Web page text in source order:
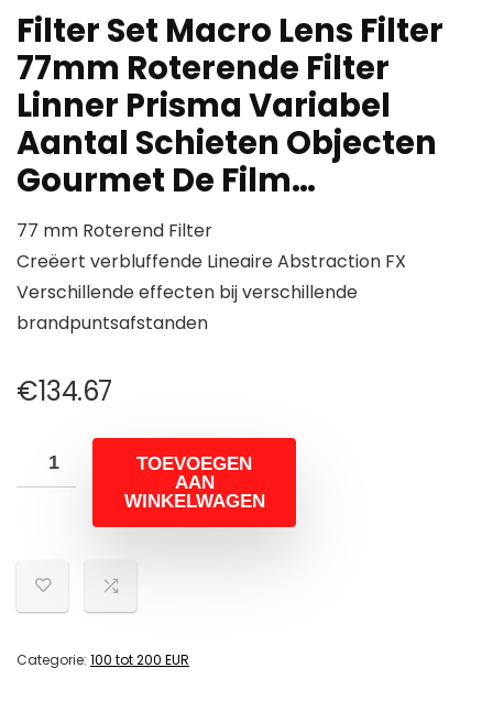
Filter Set Macro Lens Filter
77mm Roterende Filter
Linner Prisma Variabel
Aantal Schieten Objecten
Gourmet De Film…
77 mm Roterend Filter
Creëert verbluffende Lineaire Abstraction FX
Verschillende effecten bij verschillende
brandpuntsafstanden
€134.67
TOEVOEGEN
AAN
WINKELWAGEN
Categorie: 100 tot 200 EUR